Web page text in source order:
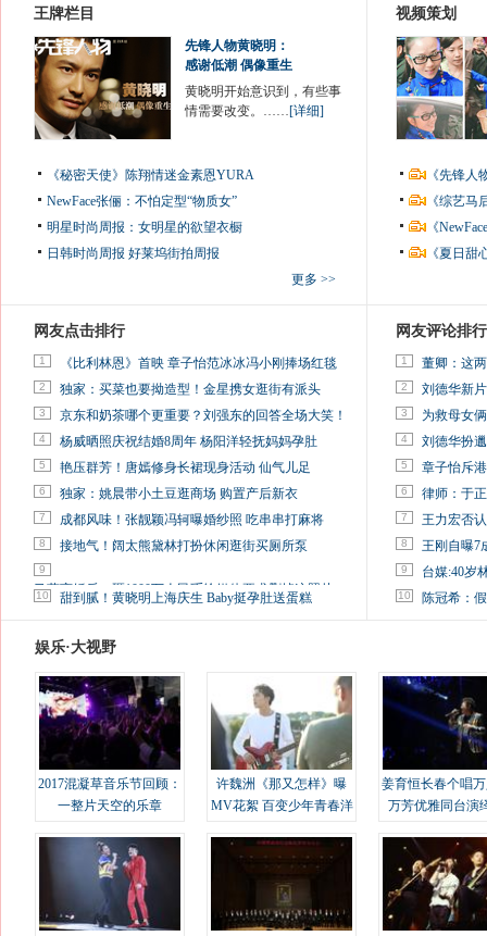
王牌栏目
先锋人物黄晓明：
感谢低潮 偶像重生
黄晓明开始意识到，有些事
情需要改变。……[详细]
《秘密天使》陈翔情迷金素恩YURA
NewFace张俪：不怕定型“物质女”
明星时尚周报：女明星的欲望衣橱
日韩时尚周报 好莱坞街拍周报
更多 >>
视频策划
《先锋
《综艺
《
《夏日
网友点击排行
1 《比利林恩》首映 章子怡范冰冰冯小刚捧场红毯
2 独家：买菜也要拗造型！金星携女逛街有派头
3 京东和奶茶哪个更重要？刘强东的回答全场大笑！
4 杨威晒照庆祝结婚8周年 杨阳洋轻抚妈妈孕肚
5 艳压群芳！唐嫣修身长裙现身活动 仙气儿足
6 独家：姚晨带小土豆逛商场 购置产后新衣
7 成都风味！张靓颖冯轲曝婚纱照 吃串串打麻将
8 接地气！阔太熊黛林打扮休闲逛街买厕所泵
9
马蓉离婚后，砸1000万人民币给媒体要求删掉这照片
10 甜到腻！黄晓明上海庆生 Baby挺孕肚送蛋糕
网友评论排行
1 董卿：这
2 刘德华新
3 为救母女
4 刘德华扮
5 章子怡斥
6 律师：于
7 王力宏否
8 王刚自曝7
9 台媒:40岁
10 陈冠希：
娱乐·大视野
2017混凝草音乐节回顾：
一整片天空的乐章
许魏洲《那又怎样》曝
MV花絮 百变少年青春洋
姜育恒长春个唱
万芳优雅同台演